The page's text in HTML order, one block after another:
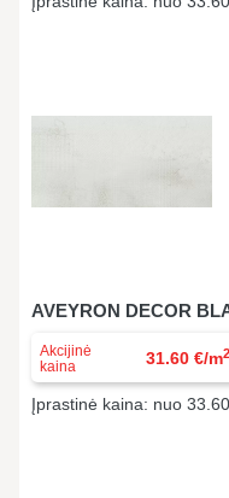
AVEYRON DECOR
Akcijinė
kaina
31.60 €/m2
Įprastinė kaina: nuo